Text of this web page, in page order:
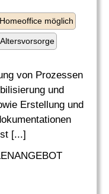
Homeoffice möglich
von Prozessen
und
Erstellung und
[...]